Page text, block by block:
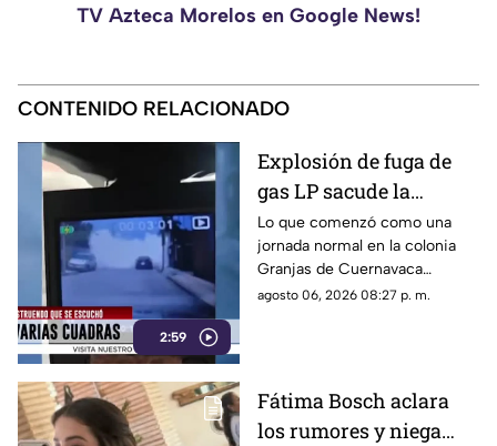
TV Azteca Morelos en Google News!
CONTENIDO RELACIONADO
2:59
Explosión de fuga de
gas LP sacude la
colonia Las Granjas
Lo que comenzó como una
jornada normal en la colonia
Granjas de Cuernavaca
terminó en una movilización
agosto 06, 2026 08:27 p. m.
Fátima Bosch aclara
los rumores y niega